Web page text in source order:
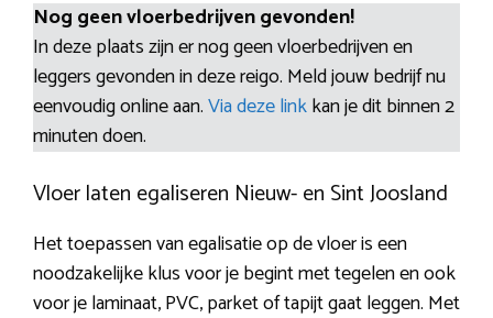
Nog geen vloerbedrijven gevonden!
In deze plaats zijn er nog geen vloerbedrijven en
leggers gevonden in deze reigo. Meld jouw bedrijf nu
eenvoudig online aan.Via deze linkkan je dit binnen 2
minuten doen.
Vloer laten egaliseren Nieuw- en Sint Joosland
Het toepassen van egalisatie op de vloer is een
noodzakelijke klus voor je begint met tegelen en ook
voor je laminaat, PVC, parket of tapijt gaat leggen. Met